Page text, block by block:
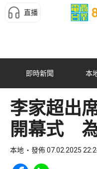
直播
即時新聞 本
李家超出
開幕式
本地 發佈 07.02.2025
Share to Facebook
Share to WhatsApp